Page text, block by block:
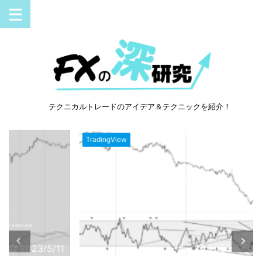
テクニカルトレードのアイデア＆テクニックを紹介！
5/11
TradingView
2023/5/8